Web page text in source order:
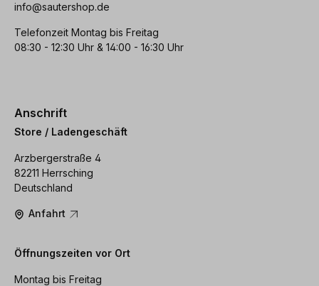
info@sautershop.de
Telefonzeit Montag bis Freitag
08:30 - 12:30 Uhr & 14:00 - 16:30 Uhr
Anschrift
Store / Ladengeschäft
Arzbergerstraße 4
82211 Herrsching
Deutschland
Anfahrt
Öffnungszeiten vor Ort
Montag bis Freitag